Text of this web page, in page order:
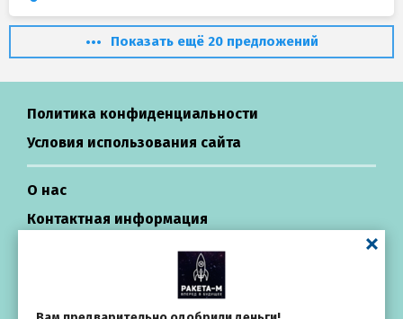
Показать ещё 20 предложений
Политика конфиденциальности
Условия использования сайта
О нас
Контактная информация